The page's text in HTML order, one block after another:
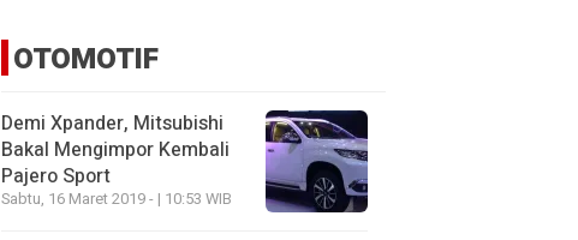
OTOMOTIF
Demi Xpander, Mitsubishi
Bakal Mengimpor Kembali
Pajero Sport
Sabtu, 16 Maret 2019 - | 10:53 WIB